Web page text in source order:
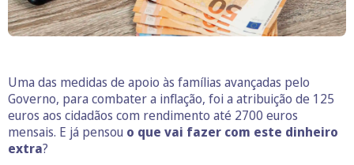
Uma das medidas de apoio às famílias avançadas pelo
Governo, para combater a inflação, foi a atribuição de 125
euros aos cidadãos com rendimento até 2700 euros
mensais. E já pensou o que vai fazer com este dinheiro
extra?